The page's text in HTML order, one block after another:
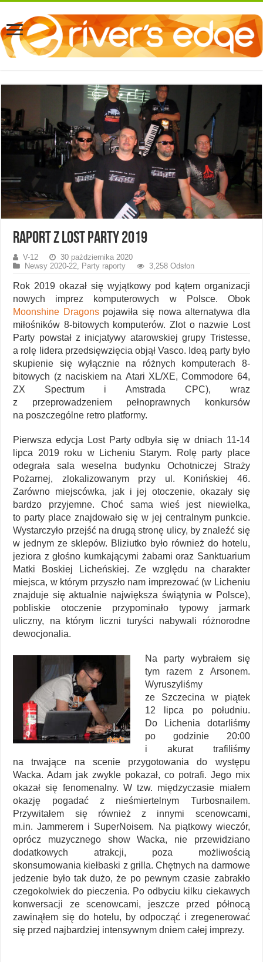
Raport z Lost Party 2019
V-12
30 października 2020
Newsy 2020-22 Party raporty 3,258 Odsłon
Rok 2019 okazał się wyjątkowy pod kątem organizacji
nowych imprez komputerowych w Polsce. Obok
Moonshine Dragonspojawiła się nowa alternatywa dla
miłośników 8-bitowych komputerów. Zlot o nazwie Lost
Party powstał z inicjatywy atarowskiej grupy Tristesse,
a rolę lidera przedsięwzięcia objął Vasco. Ideą party było
skupienie się wyłącznie na różnych komputerach 8-
bitowych (z naciskiem na Atari XL/XE, Commodore 64,
ZX Spectrum i Amstrada CPC), wraz
z przeprowadzeniem pełnoprawnych konkursów
na poszczególne retro platformy.
Pierwsza edycja Lost Party odbyła się w dniach 11-14
lipca 2019 roku w Licheniu Starym. Rolę party place
odegrała sala weselna budynku Ochotniczej Straży
Pożarnej, zlokalizowanym przy ul. Konińskiej 46.
Zarówno miejscówka, jak i jej otoczenie, okazały się
bardzo przyjemne. Choć sama wieś jest niewielka,
to party place znajdowało się w jej centralnym punkcie.
Wystarczyło przejść na drugą stronę ulicy, by znaleźć się
w jednym ze sklepów. Bliziutko było również do hotelu,
jeziora z głośno kumkającymi żabami oraz Sanktuarium
Matki Boskiej Licheńskiej. Ze względu na charakter
miejsca, w którym przyszło nam imprezować (w Licheniu
znajduje się aktualnie największa świątynia w Polsce),
pobliskie otoczenie przypominało typowy jarmark
uliczny, na którym liczni turyści nabywali różnorodne
dewocjonalia.
Na party wybrałem się
tym razem z Arsonem.
Wyruszyliśmy
ze Szczecina w piątek
12 lipca po południu.
Do Lichenia dotarliśmy
po godzinie 20:00
i akurat trafiliśmy
na trwające na scenie przygotowania do występu
Wacka. Adam jak zwykle pokazał, co potrafi. Jego mix
okazał się fenomenalny. W tzw. międzyczasie miałem
okazję pogadać z nieśmiertelnym Turbosnailem.
Przywitałem się również z innymi scenowcami,
m.in. Jammerem i SuperNoisem. Na piątkowy wieczór,
oprócz muzycznego show Wacka, nie przewidziano
dodatkowych atrakcji, poza możliwością
skonsumowania kiełbaski z grilla. Chętnych na darmowe
jedzenie było tak dużo, że po pewnym czasie zabrakło
czegokolwiek do pieczenia. Po odbyciu kilku ciekawych
konwersacji ze scenowcami, jeszcze przed północą
zawinąłem się do hotelu, by odpocząć i zregenerować
się przed najbardziej intensywnym dniem całej imprezy.